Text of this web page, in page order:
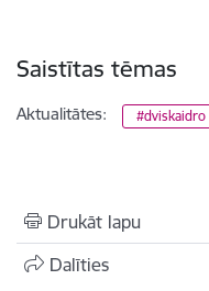
Saistītas tēmas
Aktualitātes: #dviskaidro
Drukāt lapu
Dalīties